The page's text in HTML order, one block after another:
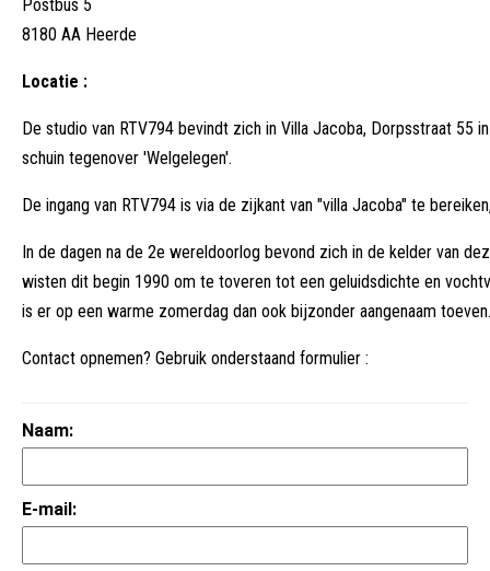
Postbus 5
8180 AA Heerde
Locatie :
De studio van RTV794 bevindt zich in Villa Jacoba, Dorpsstraat 55
schuin tegenover 'Welgelegen'.
De ingang van RTV794 is via de zijkant van "villa Jacoba" te
In de dagen na de 2e wereldoorlog bevond zich in de kelder van
wisten dit begin 1990 om te toveren tot een geluidsdichte en
is er op een warme zomerdag dan ook bijzonder aangenaam toeven.
Contact opnemen? Gebruik onderstaand formulier :